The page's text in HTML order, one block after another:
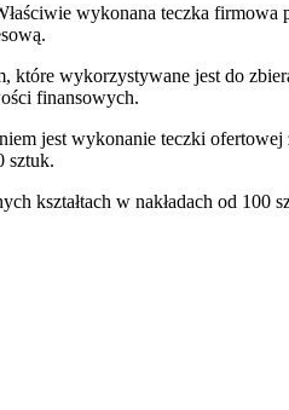
wykonana teczka
które wykorzystywane jest do
finansowych.
jest wykonanie teczki ofertowej
sztuk.
w nakładach od 100